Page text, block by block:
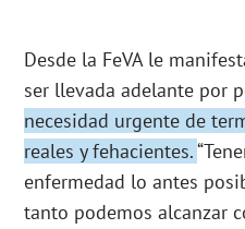
Desde la FeVA le
ser llevada adelante por
necesidad urgente de
reales y fehacientes.
enfermedad lo antes
tanto podemos alcanzar